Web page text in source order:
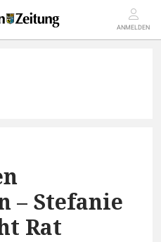
ANMELDEN
– Stefanie
Rat